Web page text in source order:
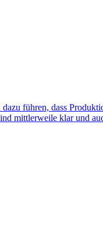
führen, dass
mittlerweile klar und